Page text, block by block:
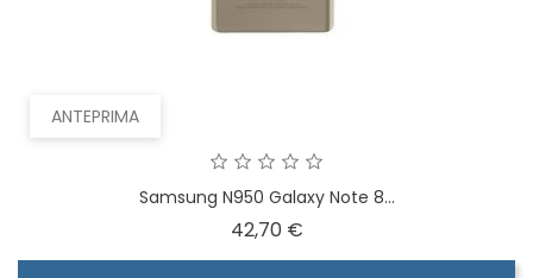
ANTEPRIMA
Samsung N950 Galaxy Note 8...
42,70 €Prezzo